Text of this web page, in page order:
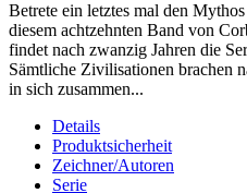
Betrete ein letztes mal den
diesem achtzehnten Band von
findet nach zwanzig Jahren die
Sämtliche Zivilisationen brachen
in sich zusammen...
Details
Produktsicherheit
Zeichner/Autoren
Serie